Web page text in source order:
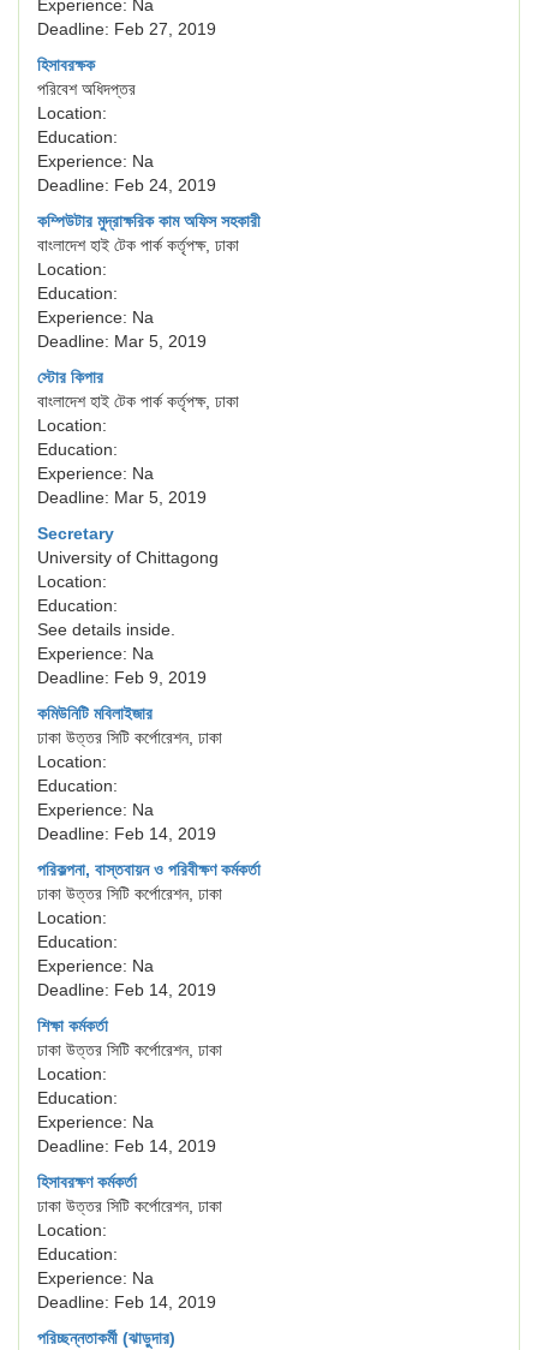
Experience: Na
Deadline: Feb 27, 2019
হিসাবরক্ষক
পরিবেশ অধিদপ্তর
Location:
Education:
Experience: Na
Deadline: Feb 24, 2019
কম্পিউটার মুদ্রাক্ষরিক কাম অফিস সহকারী
বাংলাদেশ হাই টেক পার্ক কর্তৃপক্ষ, ঢাকা
Location:
Education:
Experience: Na
Deadline: Mar 5, 2019
স্টোর কিপার
বাংলাদেশ হাই টেক পার্ক কর্তৃপক্ষ, ঢাকা
Location:
Education:
Experience: Na
Deadline: Mar 5, 2019
Secretary
University of Chittagong
Location:
Education:
See details inside.
Experience: Na
Deadline: Feb 9, 2019
কমিউনিটি মবিলাইজার
ঢাকা উত্তর সিটি কর্পোরেশন, ঢাকা
Location:
Education:
Experience: Na
Deadline: Feb 14, 2019
পরিকল্পনা, বাস্তবায়ন ও পরিবীক্ষণ কর্মকর্তা
ঢাকা উত্তর সিটি কর্পোরেশন, ঢাকা
Location:
Education:
Experience: Na
Deadline: Feb 14, 2019
শিক্ষা কর্মকর্তা
ঢাকা উত্তর সিটি কর্পোরেশন, ঢাকা
Location:
Education:
Experience: Na
Deadline: Feb 14, 2019
হিসাবরক্ষণ কর্মকর্তা
ঢাকা উত্তর সিটি কর্পোরেশন, ঢাকা
Location:
Education:
Experience: Na
Deadline: Feb 14, 2019
পরিচ্ছন্নতাকর্মী (ঝাড়ুদার)